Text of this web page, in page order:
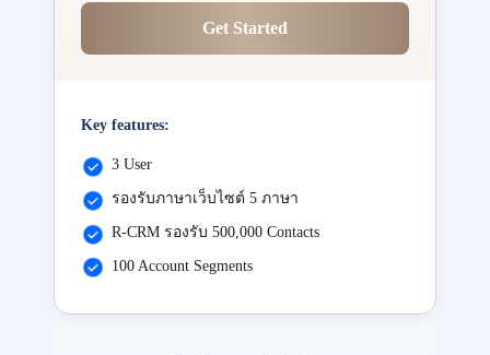
Get Started
Key features:
3 User
รองรับภาษาเว็บไซต์ 5 ภาษา
R-CRM รองรับ 500,000 Contacts
100 Account Segments